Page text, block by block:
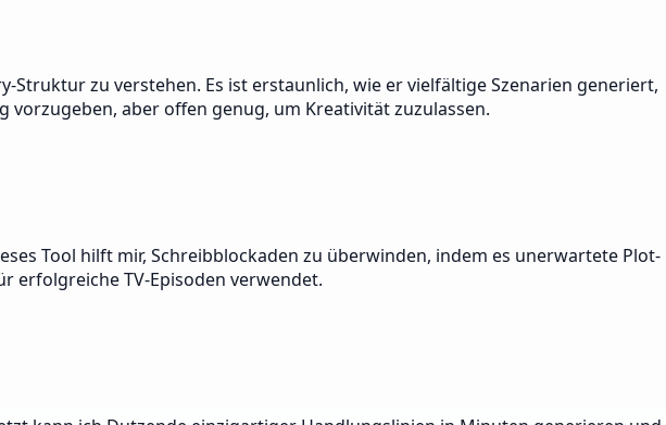
Struktur zu verstehen. Es ist erstaunlich, wie er vielfältige Szenarien generiert,
aber offen genug, um Kreativität zuzulassen.
Tool hilft mir, Schreibblockaden zu überwinden, indem es unerwartete Plot-
erfolgreiche TV-Episoden verwendet.